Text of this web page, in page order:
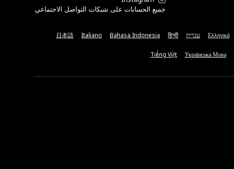
جميع الحسابات على شبكات التواصل الاجتماعي
Ελληνικά עברית हिन्दी
Bahasa Indonesia
Italiano
日本語
Українська Мова
Tiếng Việt